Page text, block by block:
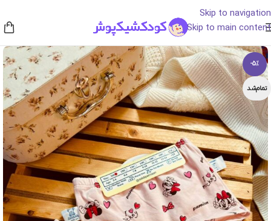
Skip to navigation
Skip to main content
-5%
تمام‌شد